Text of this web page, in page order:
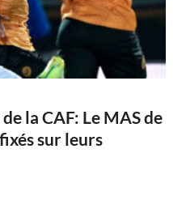
la CAF: Le MAS de
sur leurs